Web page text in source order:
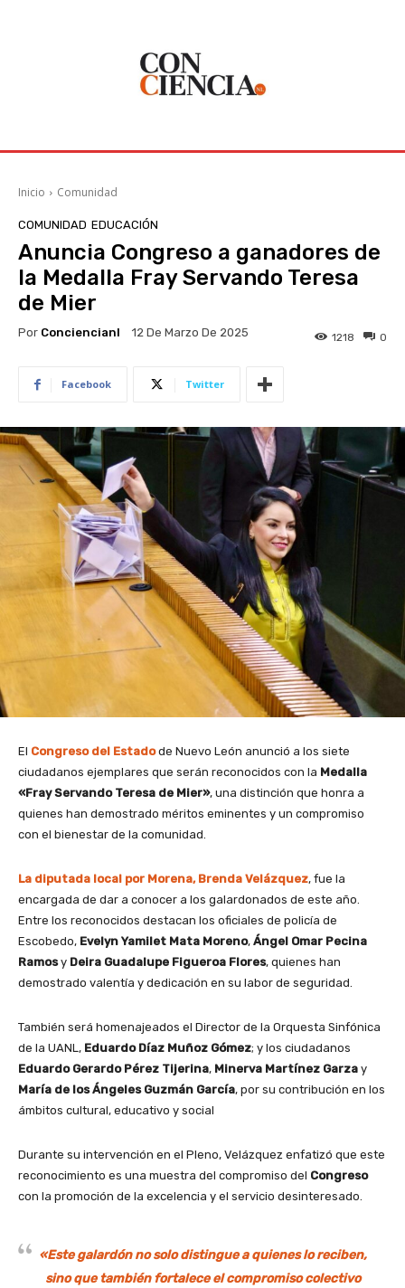
Inicio Comunidad
COMUNIDAD EDUCACIÓN
Anuncia Congreso a ganadores de
la Medalla Fray Servando Teresa
de Mier
Por Conciencianl 12 De Marzo De 2025 0
1218
Facebook Twitter
El Congreso del Estadode Nuevo León anunció a los siete
ciudadanos ejemplares que serán reconocidos con la Medalla
«Fray Servando Teresa de Mier», una distinción que honra a
quienes han demostrado méritos eminentes y un compromiso
con el bienestar de la comunidad.
La diputada local por Morena, Brenda Velázquez, fue la
encargada de dar a conocer a los galardonados de este año.
Entre los reconocidos destacan los oficiales de policía de
Escobedo, Evelyn Yamilet Mata Moreno, Ángel Omar Pecina
Ramosy Deira Guadalupe Figueroa Flores, quienes han
demostrado valentía y dedicación en su labor de seguridad.
También será homenajeados el Director de la Orquesta Sinfónica
de la UANL, Eduardo Díaz Muñoz Gómez; y los ciudadanos
Eduardo Gerardo Pérez Tijerina, Minerva Martínez Garza y
María de los Ángeles Guzmán García, por su contribución en los
ámbitos cultural, educativo y social
Durante su intervención en el Pleno, Velázquez enfatizó que este
reconocimiento es una muestra del compromiso del Congreso
con la promoción de la excelencia y el servicio desinteresado.
«Este galardón no solo distingue a quienes lo reciben,
sino que también fortalece el compromiso colectivo